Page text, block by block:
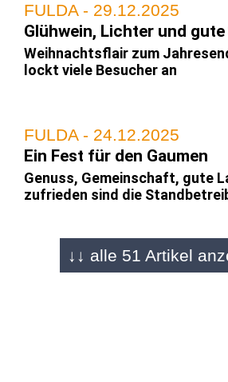
FULDA - 29.12.2025
Glühwein, Lichter und
Weihnachtsflair zum
lockt viele Besucher an
FULDA - 24.12.2025
Ein Fest für den Gaumen
Genuss, Gemeinschaft, gute
zufrieden sind die
FULDA - 22.12.2025
↓↓ alle 51 Artikel